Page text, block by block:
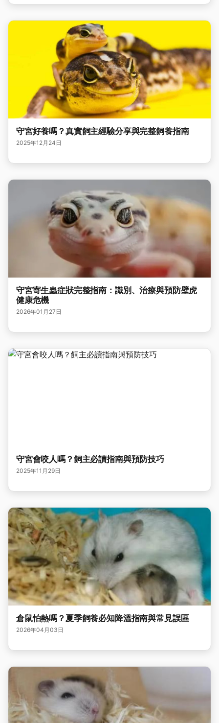
守宮好養嗎？真實飼主經驗分享與完整飼養指南
2025年12月24日
守宮寄生蟲症狀完整指南：識別、治療與預防壁虎
健康危機
2026年01月27日
守宮會咬人嗎？飼主必讀指南與預防技巧
2025年11月29日
倉鼠怕熱嗎？夏季飼養必知降溫指南與常見誤區
2026年04月03日